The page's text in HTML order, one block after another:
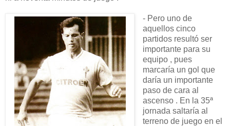
- Pero uno de
aquellos cinco
partidos resultó ser
importante para su
equipo , pues
marcaría un gol que
daría un importante
paso de cara al
ascenso . En la 35ª
jornada saltaría al
terreno de juego en el